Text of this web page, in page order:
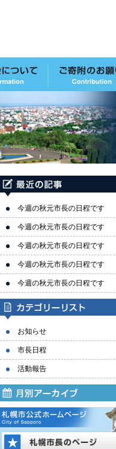
今週の秋元市長の日程です
今週の秋元市長の日程です
今週の秋元市長の日程です
今週の秋元市長の日程です
今週の秋元市長の日程です
お知らせ
市長日程
活動報告